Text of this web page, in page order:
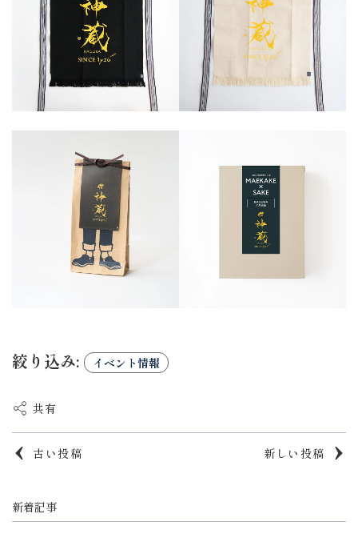
絞り込み: イベント情報
共有
新しい投稿
古い投稿
新着記事